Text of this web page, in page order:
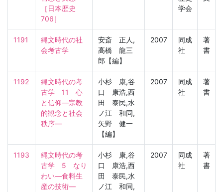
［日本歴史
706］
学会
1191
縄文時代の社
会考古学
安斎 正人,
高橋 龍三
郎【編】
2007
同成
社
著
書
1192
縄文時代の考
古学　11　心
と信仰―宗教
的観念と社会
秩序―
小杉 康,谷
口 康浩,西
田 泰民,水
ノ江 和同,
矢野 健一
【編】
2007
同成
社
著
書
1193
縄文時代の考
古学　5　なり
わい―食料生
産の技術―
小杉 康,谷
口 康浩,西
田 泰民,水
ノ江 和同,
2007
同成
社
著
書